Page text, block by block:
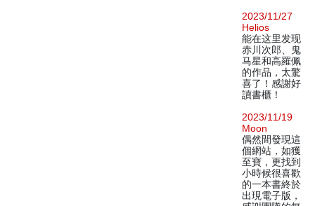
2023/11/27
Helios
能在这里发现
赤川次郎、鬼
马星和高羅佩
的作品，太驚
喜了！感謝好
讀書櫃！
2023/11/19
Moon
偶然間發現這
個網站，如獲
至寶，更找到
小時候很喜歡
的一本書終於
出現電子版，